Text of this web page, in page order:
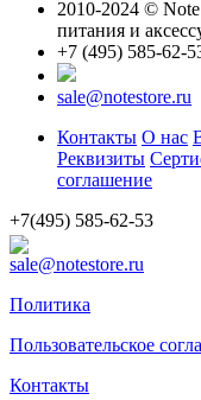
2010-2024 ©
питания и
+7 (495) 585-62-
sale@notestore.ru
Контакты О нас
Реквизиты
соглашение
+7(495) 585-62-53
sale@notestore.ru
Политика
Пользовательское
Контакты